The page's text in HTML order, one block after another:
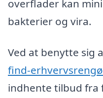
overflader kan
bakterier og vira.
Ved at benytte sig
find-
indhente tilbud fra